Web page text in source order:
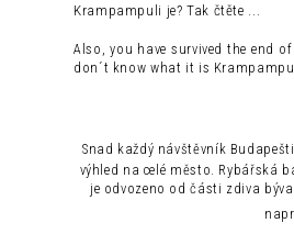
Krampampuli je? Tak čtěte ...
Also, you have survived the end
don´t know what it is
Snad každý návštěvník
výhled na celé město. Rybářská
je odvozeno od části zdiva